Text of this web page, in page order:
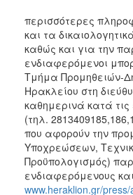
περισσότερες
και τα
καθώς και για την
ενδιαφερόμενοι
Τμήμα Προμηθειών-
Ηρακλείου στη
καθημερινά κατά
(τηλ.
που αφορούν την
Υποχρεώσεων,
Προϋπολογισμός)
ενδιαφερόμενους
www.heraklion.gr/press/